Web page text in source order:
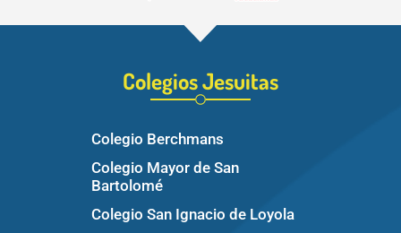
Colegios Jesuitas
Colegio Berchmans
Colegio Mayor de San
Bartolomé
Colegio San Ignacio de Loyola